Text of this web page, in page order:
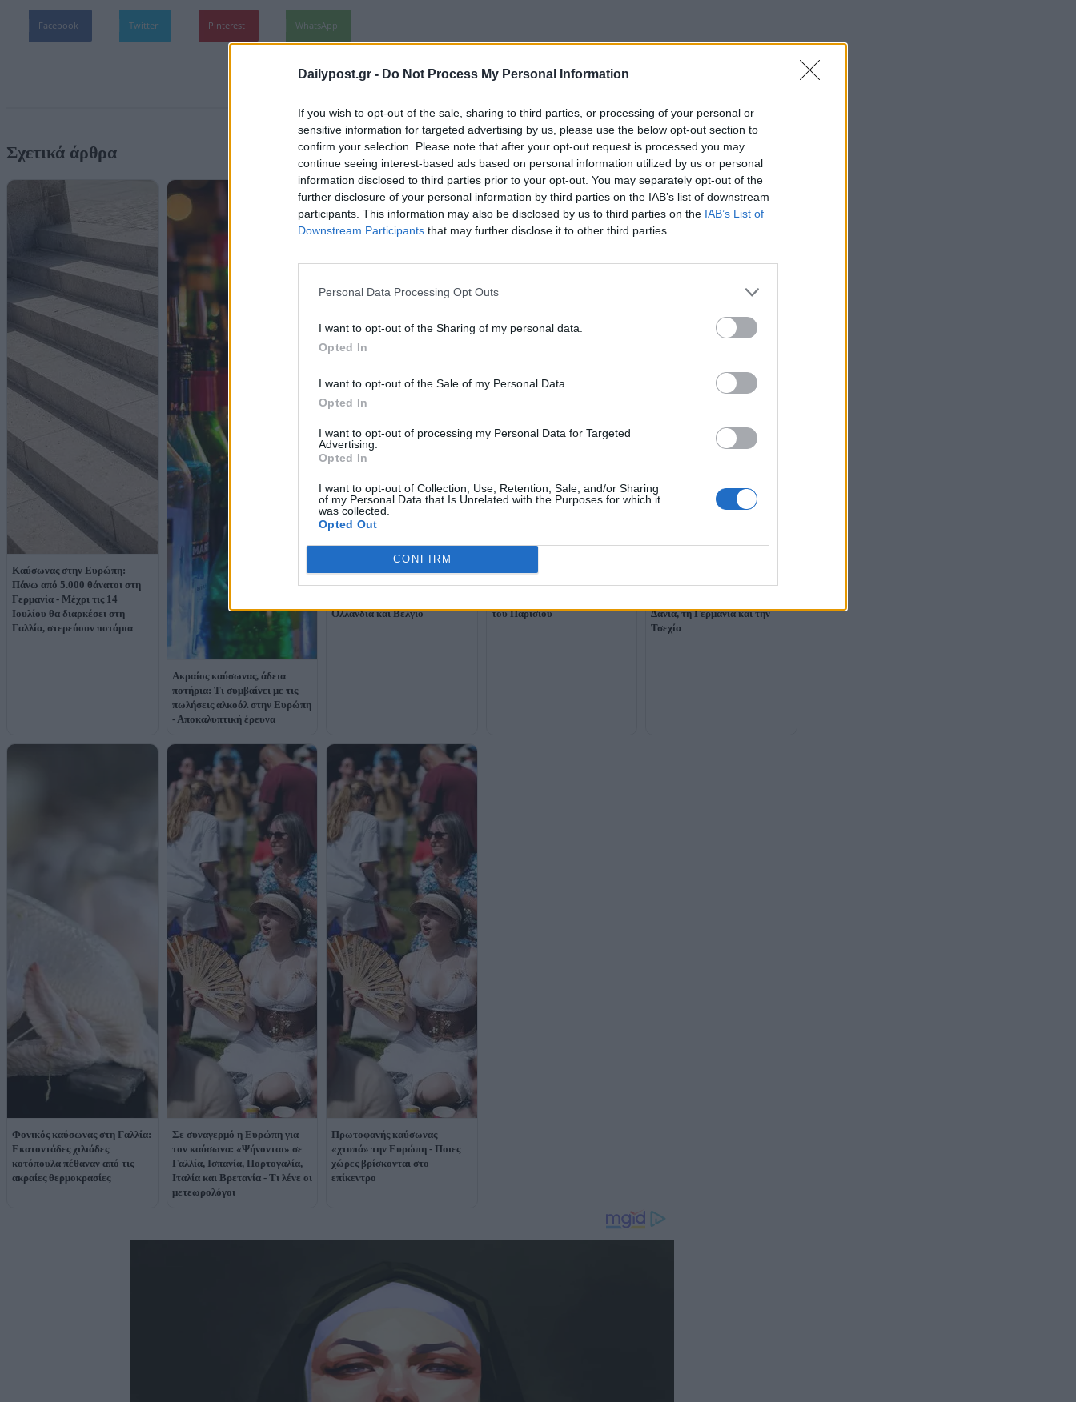
Dailypost.gr - Do Not Process My Personal Information
If you wish to opt-out of the sale, sharing to third parties, or processing of your personal or
sensitive information for targeted advertising by us, please use the below opt-out section to
confirm your selection. Please note that after your opt-out request is processed you may
continue seeing interest-based ads based on personal information utilized by us or personal
information disclosed to third parties prior to your opt-out. You may separately opt-out of the
further disclosure of your personal information by third parties on the IAB’s list of downstream
participants. This information may also be disclosed by us to third parties on the IAB’s List of
Downstream Participants that may further disclose it to other third parties.
Personal Data Processing Opt Outs
I want to opt-out of the Sharing of my personal data.
Opted In
I want to opt-out of the Sale of my Personal Data.
Opted In
I want to opt-out of processing my Personal Data for Targeted
Advertising.
Opted In
I want to opt-out of Collection, Use, Retention, Sale, and/or Sharing
of my Personal Data that Is Unrelated with the Purposes for which it
was collected.
Opted Out
CONFIRM
Facebook Twitter Pinterest WhatsApp
Σχετικά άρθρα
Καύσωνας στην Ευρώπη:
Πάνω από 5.000 θάνατοι στη
Γερμανία - Μέχρι τις 14
Ιουλίου θα διαρκέσει στη
Γαλλία, στερεύουν ποτάμια
Ακραίος καύσωνας, άδεια
ποτήρια: Τι συμβαίνει με τις
πωλήσεις αλκοόλ στην Ευρώπη
- Αποκαλυπτική έρευνα
Πάνω από 3.700 επιπλέον
Ολλανδία και Βέλγιο
Δραματικές εικόνες στη Γαλλία
λόγω καύσωνα: Δεν χωρούν
του Παρισιού
40% οι θάνατοι στο σπίτι στη
Δανία, τη Γερμανία και την
Τσεχία
Φονικός καύσωνας στη Γαλλία:
Εκατοντάδες χιλιάδες
κοτόπουλα πέθαναν από τις
ακραίες θερμοκρασίες
Σε συναγερμό η Ευρώπη για
τον καύσωνα: «Ψήνονται» σε
Γαλλία, Ισπανία, Πορτογαλία,
Ιταλία και Βρετανία - Τι λένε οι
μετεωρολόγοι
Πρωτοφανής καύσωνας
«χτυπά» την Ευρώπη - Ποιες
χώρες βρίσκονται στο
επίκεντρο